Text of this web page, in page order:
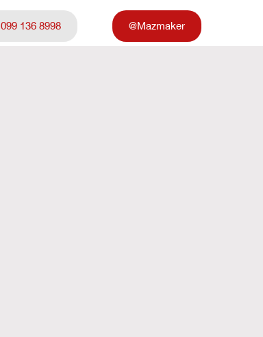
099 136 8998 @Mazmaker